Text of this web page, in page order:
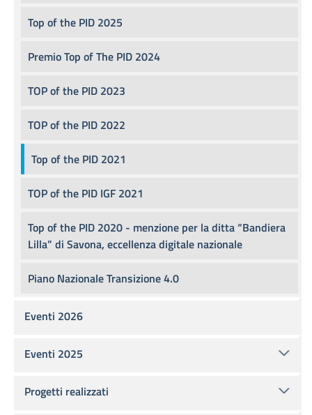
Top of the PID 2025
Premio Top of The PID 2024
TOP of the PID 2023
TOP of the PID 2022
Top of the PID 2021
TOP of the PID IGF 2021
Top of the PID 2020 - menzione per la ditta “Bandiera
Lilla” di Savona, eccellenza digitale nazionale
Piano Nazionale Transizione 4.0
Eventi 2026
Eventi 2025
Progetti realizzati